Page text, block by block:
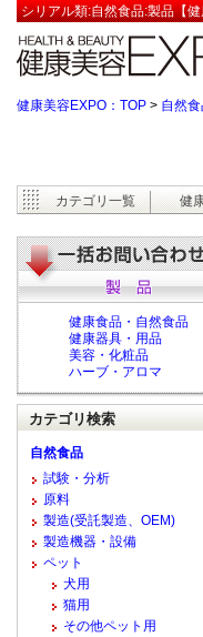
シリアル類:自然食品:製品【
健康美容EXPO：TOP > 自然
カテゴリ一覧 健
健康食品・自然食品
健康器具・用品
美容・化粧品
ハーブ・アロマ
カテゴリ検索
自然食品
試験・分析
原料
製造(受託製造、OEM)
製造機器・設備
ペット
犬用
猫用
その他ペット用